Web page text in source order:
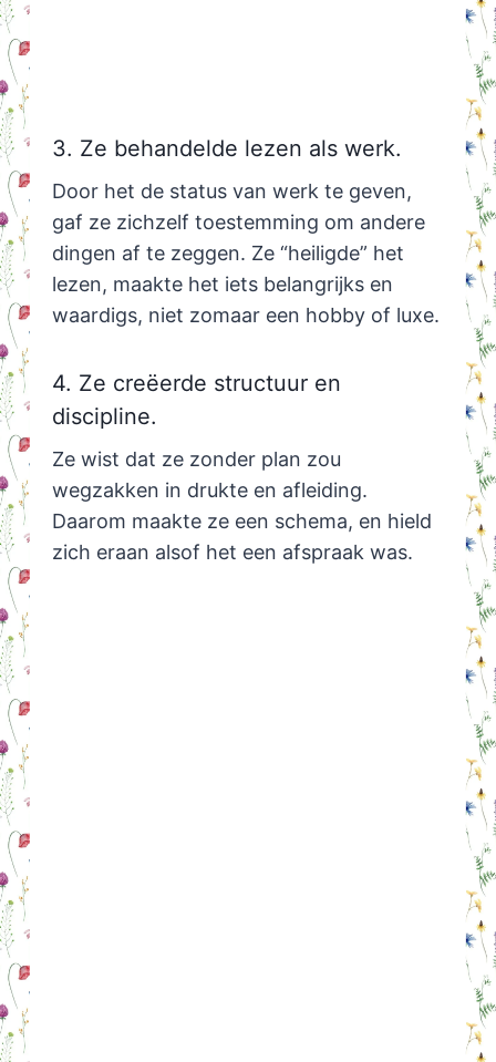
3. Ze behandelde lezen als werk.
Door het de status van werk te geven,
gaf ze zichzelf toestemming om andere
dingen af te zeggen. Ze “heiligde” het
lezen, maakte het iets belangrijks en
waardigs, niet zomaar een hobby of luxe.
4. Ze creëerde structuur en
discipline.
Ze wist dat ze zonder plan zou
wegzakken in drukte en afleiding.
Daarom maakte ze een schema, en hield
zich eraan alsof het een afspraak was.